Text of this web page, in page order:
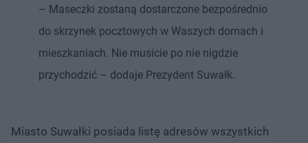
– Maseczki zostaną dostarczone bezpośrednio
do skrzynek pocztowych w Waszych domach i
mieszkaniach. Nie musicie po nie nigdzie
przychodzić – dodaje Prezydent Suwałk.
Miasto Suwałki posiada listę adresów wszystkich